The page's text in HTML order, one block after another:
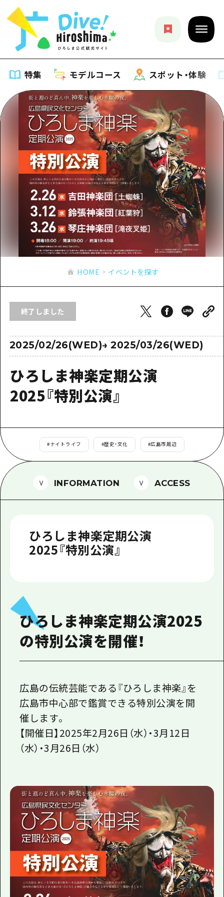
特集 モデルコース スポット・体験
特集
特集一覧
おすすめ
アート
イベント・祭り
グルメ・酒
サイクリング
ショッピング
ナイトライフ
世界遺産
学び・体験
歴史・文化
癒し
モデルコース
モデルコース一覧
Dive! Hiroshima 公式ガイド
広島もしもトラベル
あたらしい非日常
広島市周辺
安芸
備後
宮島周辺
山口県東部
弾丸
半日
1泊2日
スポット・体験
スポット・体験一覧
広島市周辺
安芸
備後
備北
宮島周辺
山口県東部
愛媛県
島根県
イベント
旬情報
お役立ち情報
アクセス
二次交通まとめ
施設の混雑状況のお知らせ
手荷物預かり・配送サービス
広島おもてなしパス
観光案内所
広島県を訪れる外国人旅行者向け情報一
ボランティアガイド
ユニバーサルツーリズム
広島県の魅力を動画でご紹介！
関連リンク
HOME
お問い合わせ
事業者・学校関係者の皆さま
HOME イベントを探す
終了しました
2025/02/26(WED)→2025/03/26(WED)
ひろしま神楽定期公演
2025『特別公演』
#ナイトライフ #歴史・文化 #広島市周辺
INFORMATION ACCESS
ひろしま神楽定期公演
2025『特別公演』
ひろしま神楽定期公演2025
の特別公演を開催！
広島の伝統芸能である『ひろしま神楽』を
広島市中心部で鑑賞できる特別公演を開
催します。
【開催日】2025年2月26日（水）・3月12日
（水）・3月26日（水）